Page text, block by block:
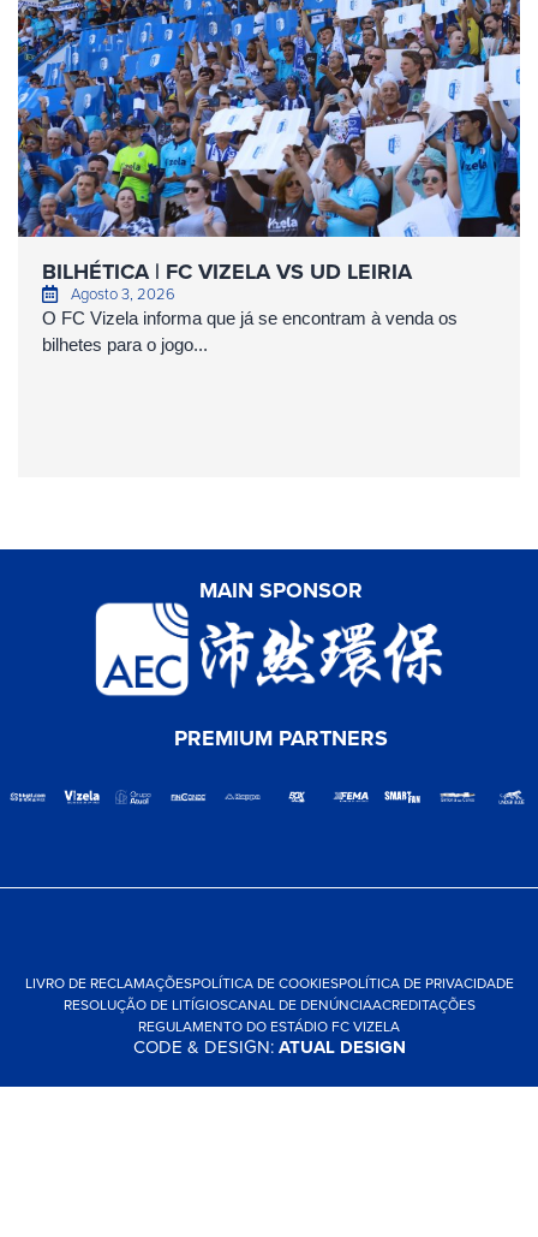
BILHÉTICA | FC VIZELA VS UD LEIRIA
Agosto 3, 2026
O FC Vizela informa que já se encontram à venda os
bilhetes para o jogo...
MAIN SPONSOR
PREMIUM PARTNERS
LIVRO DE RECLAMAÇÕESPOLÍTICA DE COOKIESPOLÍTICA DE PRIVACIDADE
RESOLUÇÃO DE LITÍGIOSCANAL DE DENÚNCIAACREDITAÇÕES
REGULAMENTO DO ESTÁDIO FC VIZELA
CODE & DESIGN:ATUAL DESIGN